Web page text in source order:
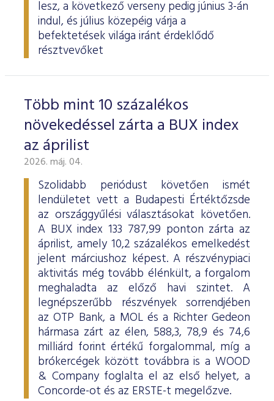
lesz, a következő verseny pedig június 3-án
indul, és július közepéig várja a
befektetések világa iránt érdeklődő
résztvevőket
Több mint 10 százalékos
növekedéssel zárta a BUX index
az áprilist
2026. máj. 04.
Szolidabb periódust követően ismét
lendületet vett a Budapesti Értéktőzsde
az országgyűlési választásokat követően.
A BUX index 133 787,99 ponton zárta az
áprilist, amely 10,2 százalékos emelkedést
jelent márciushoz képest. A részvénypiaci
aktivitás még tovább élénkült, a forgalom
meghaladta az előző havi szintet. A
legnépszerűbb részvények sorrendjében
az OTP Bank, a MOL és a Richter Gedeon
hármasa zárt az élen, 588,3, 78,9 és 74,6
milliárd forint értékű forgalommal, míg a
brókercégek között továbbra is a WOOD
& Company foglalta el az első helyet, a
Concorde-ot és az ERSTE-t megelőzve.